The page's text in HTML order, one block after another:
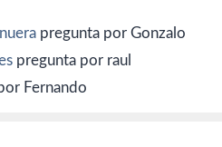
pregunta por Gonzalo
pregunta por raul
Fernando